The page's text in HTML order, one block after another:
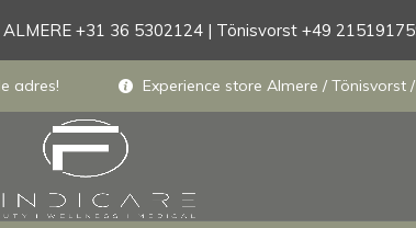
adres! Experience store Almere / Tönisvorst
ALMERE +31 36 5302124 | Tönisvorst +49